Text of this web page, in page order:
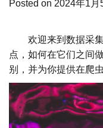
Posted on 2024年1月
欢迎来到数据采集
点，如何在它们之间
别，并为你提供在爬